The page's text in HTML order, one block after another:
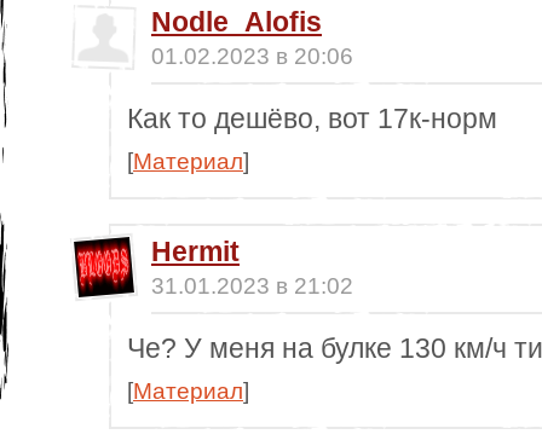
Nodle_Alofis
01.02.2023 в 20:06
Как то дешёво, вот 17к-норм
[Материал]
Hermit
31.01.2023 в 21:02
Че? У меня на булке 130 км/ч
[Материал]